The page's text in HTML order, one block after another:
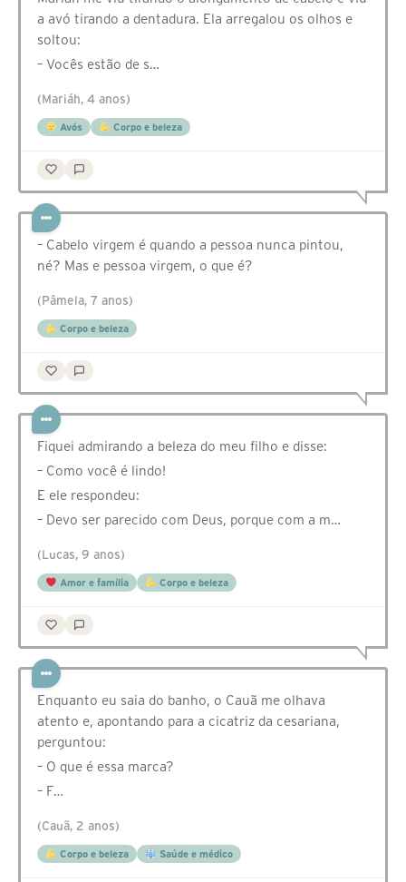
a avó tirando a dentadura. Ela arregalou os olhos e
soltou:
– Vocês estão de s…
(Mariáh, 4 anos)
Avós Corpo e beleza
– Cabelo virgem é quando a pessoa nunca pintou,
né? Mas e pessoa virgem, o que é?
(Pâmela, 7 anos)
Corpo e beleza
Fiquei admirando a beleza do meu filho e disse:
– Como você é lindo!
E ele respondeu:
– Devo ser parecido com Deus, porque com a m…
(Lucas, 9 anos)
Amor e família Corpo e beleza
Enquanto eu saia do banho, o Cauã me olhava
atento e, apontando para a cicatriz da cesariana,
perguntou:
– O que é essa marca?
– F…
(Cauã, 2 anos)
Corpo e beleza Saúde e médico